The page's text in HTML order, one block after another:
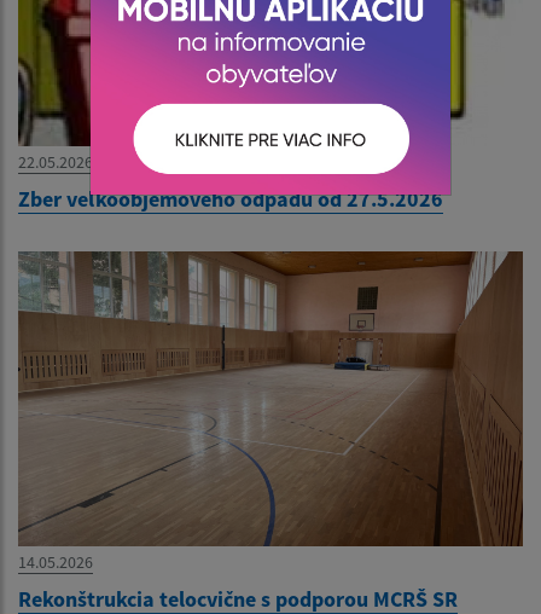
22.05.2026
Zber veľkoobjemového odpadu od 27.5.2026
14.05.2026
Rekonštrukcia telocvične s podporou MCRŠ SR